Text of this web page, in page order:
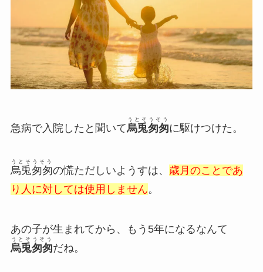
急病で入院したと聞いて烏兎匆匆
うとそうそう
に駆けつけた。
烏兎匆匆
うとそうそう
の慌ただしいようすは、
歳月のことであ
り人に対しては使用しません。
あの子が生まれてから、もう5年になるなんて
烏兎匆匆
うとそうそう
だね。